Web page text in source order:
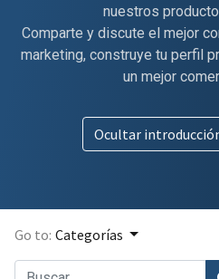
nuestros
Comparte y discute el mejor
marketing, construye tu perfil
un mejor
Ocultar
Go to: Categorías